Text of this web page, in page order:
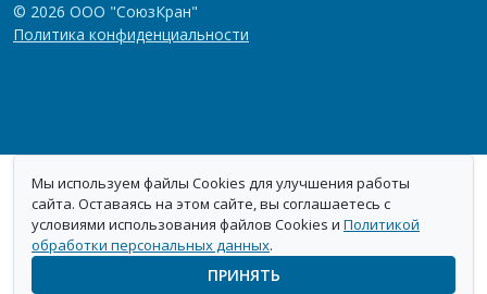
© 2026 ООО "СоюзКран"
Политика конфиденциальности
Мы используем файлы Cookies для улучшения работы
сайта. Оставаясь на этом сайте, вы соглашаетесь с
условиями использования файлов Cookies и Политикой
обработки персональных данных.
ПРИНЯТЬ